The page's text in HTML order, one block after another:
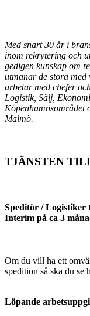
Med snart 30 år i
inom rekrytering och
gedigen kunskap om
utmanar de stora med
arbetar med chefer
Logistik, Sälj,
Köpenhamnsområdet
Malmö.
TJÄNSTEN
Speditör / Logistiker
Interim på ca 3
Om du vill ha ett
spedition så ska du se
Löpande